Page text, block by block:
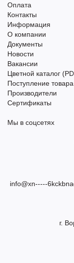
Оплата
Контакты
Информация
О компании
Документы
Новости
Вакансии
Цветной каталог
Поступление товара
Производители
Сертификаты
Мы в соцсетях
info@xn-----
г.